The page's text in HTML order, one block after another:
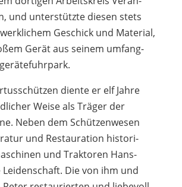
und unter­stützte die­sen stets
Geschick und Mate­rial,
Gerät aus sei­nem umfang­
diente er elf Jahre
Weise als Trä­ger der
Neben dem Schüt­zen­we­sen
und Restau­ra­tion his­to­ri­
und Trak­to­ren Hans-
Die von ihm und